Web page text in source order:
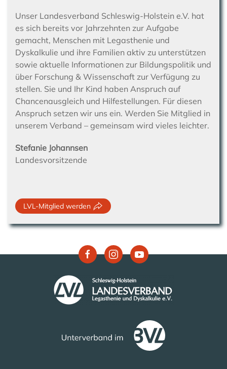
Unser Landesverband Schleswig-Holstein e.V. hat
es sich bereits vor Jahrzehnten zur Aufgabe
gemacht, Menschen mit Legasthenie und
Dyskalkulie und ihre Familien aktiv zu unterstützen
sowie aktuelle Informationen zur Bildungspolitik und
über Forschung & Wissenschaft zur Verfügung zu
stellen. Sie und Ihr Kind haben Anspruch auf
Chancenausgleich und Hilfestellungen. Für diesen
Anspruch setzen wir uns ein. Werden Sie Mitglied in
unserem Verband – gemeinsam wird vieles leichter.
Stefanie Johannsen
Landesvorsitzende
LVL-Mitglied werden